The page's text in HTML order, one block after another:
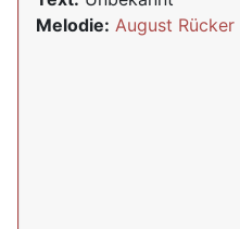
Melodie: August Rücker